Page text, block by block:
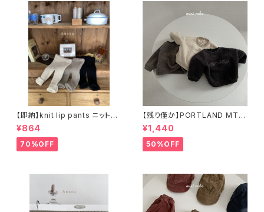
【即納】knit lip pants ニットパ
ンツ
¥864
70%OFF
【残り僅か】PORTLAND MTM
(BABY) フリーススウェット
¥1,440
50%OFF